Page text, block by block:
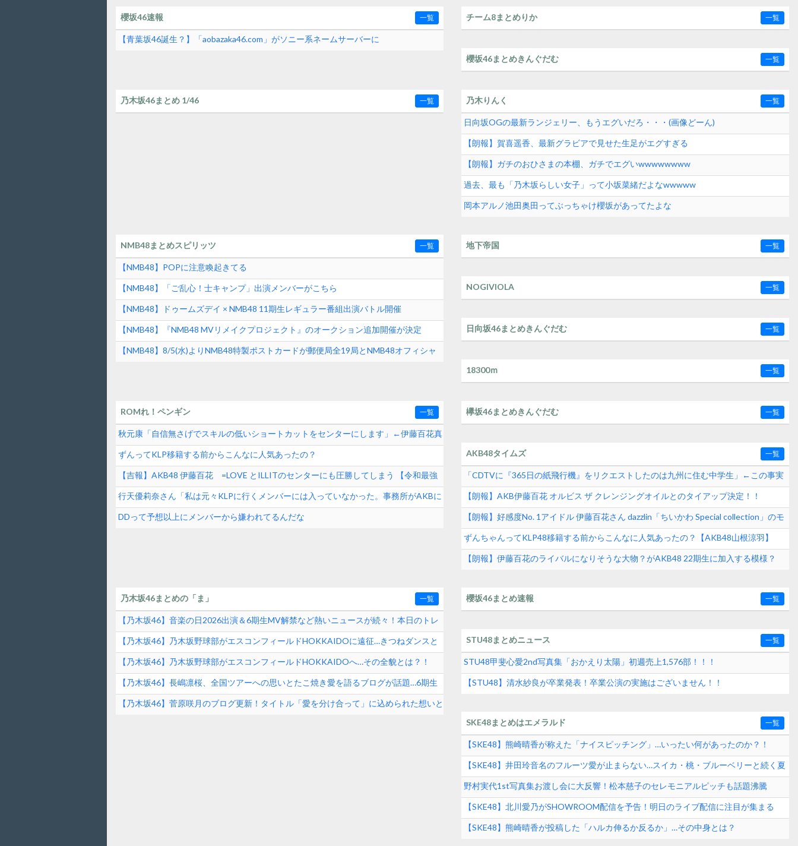
櫻坂46速報 一覧
【青葉坂46誕生？】「aobazaka46.com」がソニー系ネームサーバーに
チーム8まとめりか 一覧
櫻坂46まとめきんぐだむ 一覧
乃木坂46まとめ 1/46 一覧 乃木りんく 一覧
日向坂OGの最新ランジェリー、もうエグいだろ・・・(画像どーん)
【朗報】賀喜遥香、最新グラビアで見せた生足がエグすぎる
【朗報】ガチのおひさまの本棚、ガチでエグいwwwwwwww
過去、最も「乃木坂らしい女子」って小坂菜緒だよなwwwww
岡本アルノ池田奥田ってぶっちゃけ櫻坂があってたよな
NMB48まとめスピリッツ 一覧
【NMB48】POPに注意喚起きてる
【NMB48】「ご乱心！士キャンプ」出演メンバーがこちら
【NMB48】ドゥームズデイ × NMB48 11期生レギュラー番組出演バトル開催
【NMB48】『NMB48 MVリメイクプロジェクト』のオークション追加開催が決定
【NMB48】8/5(水)よりNMB48特製ポストカードが郵便局全19局とNMB48オフィシャ
地下帝国 一覧
NOGIVIOLA 一覧
日向坂46まとめきんぐだむ 一覧
18300ｍ 一覧
ROMれ！ペンギン 一覧
秋元康「自信無さげでスキルの低いショートカットをセンターにします」←伊藤百花真
逆じゃね？
ずんってKLP移籍する前からこんなに人気あったの？
【吉報】AKB48 伊藤百花 =LOVE とILLITのセンターにも圧勝してしまう 【令和最強
女性アイドル】
行天優莉奈さん「私は元々KLPに行くメンバーには入っていなかった。事務所がAKBに
掛け合ってくれて追加してもらった」
DDって予想以上にメンバーから嫌われてるんだな
欅坂46まとめきんぐだむ 一覧
AKB48タイムズ 一覧
「CDTVに『365日の紙飛行機』をリクエストしたのは九州に住む中学生」←この事実
って結構デカいよな【AKB48】
【朗報】AKB伊藤百花 オルビス ザ クレンジングオイルとのタイアップ決定！！
【AKB48いともも】
【朗報】好感度No. 1アイドル 伊藤百花さん dazzlin「ちいかわ Special collection」のモ
デルに決定！！【AKB48いともも】
ずんちゃんってKLP48移籍する前からこんなに人気あったの？【AKB48山根涼羽】
【朗報】伊藤百花のライバルになりそうな大物？がAKB48 22期生に加入する模様？
乃木坂46まとめの「ま」 一覧
【乃木坂46】音楽の日2026出演＆6期生MV解禁など熱いニュースが続々！本日のトレ
ンド速報
【乃木坂46】乃木坂野球部がエスコンフィールドHOKKAIDOに遠征…きつねダンスと
ファーストピッチの裏側とは？！
【乃木坂46】乃木坂野球部がエスコンフィールドHOKKAIDOへ…その全貌とは？！
【乃木坂46】長嶋凛桜、全国ツアーへの思いとたこ焼き愛を語るブログが話題…6期生
の素顔に迫る！
【乃木坂46】菅原咲月のブログ更新！タイトル「愛を分け合って」に込められた想いと
櫻坂46まとめ速報 一覧
STU48まとめニュース 一覧
STU48甲斐心愛2nd写真集「おかえり太陽」初週売上1,576部！！！
【STU48】清水紗良が卒業発表！卒業公演の実施はございません！！
SKE48まとめはエメラルド 一覧
【SKE48】熊崎晴香が称えた「ナイスピッチング」…いったい何があったのか？！
【SKE48】井田玲音名のフルーツ愛が止まらない…スイカ・桃・ブルーベリーと続く夏
グルメの実態とは？
野村実代1st写真集お渡し会に大反響！松本慈子のセレモニアルピッチも話題沸騰
SKE48界隈トレンド速報
【SKE48】北川愛乃がSHOWROOM配信を予告！明日のライブ配信に注目が集まる
【SKE48】熊崎晴香が投稿した「ハルカ伸るか反るか」…その中身とは？